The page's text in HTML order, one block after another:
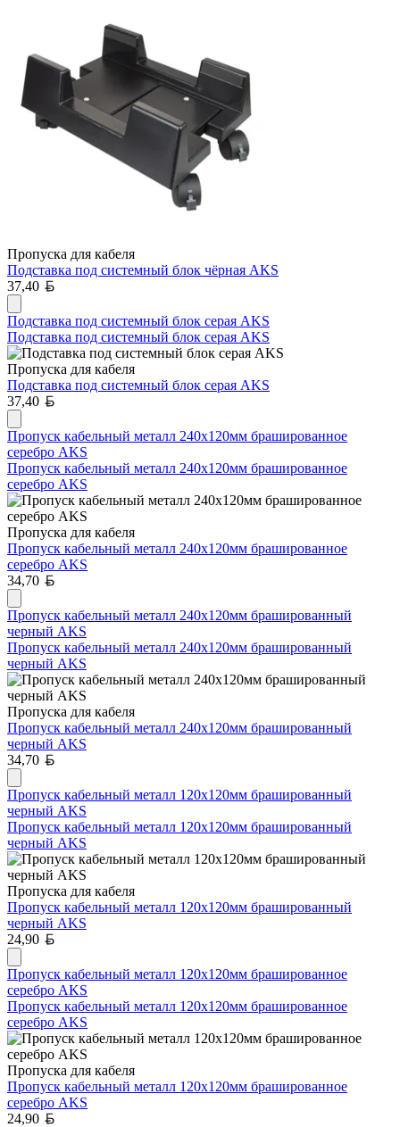
Пропуска для кабеля
Подставка под системный блок чёрная AKS
37,40
Подставка под системный блок серая AKS
Подставка под системный блок серая AKS
Пропуска для кабеля
Подставка под системный блок серая AKS
37,40
Пропуск кабельный металл 240х120мм брашированное
серебро AKS
Пропуск кабельный металл 240х120мм брашированное
серебро AKS
Пропуска для кабеля
Пропуск кабельный металл 240х120мм брашированное
серебро AKS
34,70
Пропуск кабельный металл 240х120мм брашированный
черный AKS
Пропуск кабельный металл 240х120мм брашированный
черный AKS
Пропуска для кабеля
Пропуск кабельный металл 240х120мм брашированный
черный AKS
34,70
Пропуск кабельный металл 120х120мм брашированный
черный AKS
Пропуск кабельный металл 120х120мм брашированный
черный AKS
Пропуска для кабеля
Пропуск кабельный металл 120х120мм брашированный
черный AKS
24,90
Пропуск кабельный металл 120х120мм брашированное
серебро AKS
Пропуск кабельный металл 120х120мм брашированное
серебро AKS
Пропуска для кабеля
Пропуск кабельный металл 120х120мм брашированное
серебро AKS
24,90